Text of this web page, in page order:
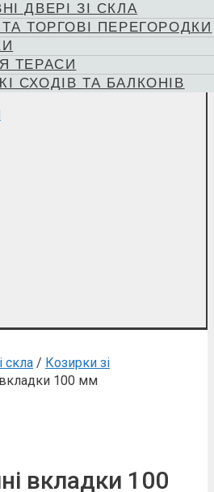
ДВЕРІ ЗІ СКЛА
ТА ТОРГОВІ ПЕРЕГОРОДКИ
ТЕРАСИ
СХОДІВ ТА БАЛКОНІВ
скла / Козирки зі
вкладки 100 мм
вкладки 100